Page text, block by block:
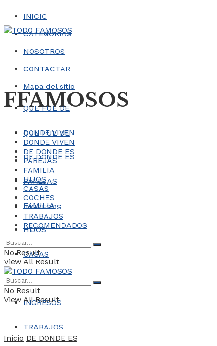
INICIO
CATEGORÍAS
NOSOTROS
CONTACTAR
Mapa del sitio
FFAMOSOS
QUE FUE DE
DONDE VIVEN
DE DONDE ES
PAREJAS
FAMILIA
HIJOS
CASAS
COCHES
INGRESOS
TRABAJOS
QUE FUE DE
DONDE VIVEN
DE DONDE ES
PAREJAS
FAMILIA
HIJOS
CASAS
COCHES
INGRESOS
TRABAJOS
RECOMENDADOS
No Result
View All Result
No Result
View All Result
Inicio DE DONDE ES